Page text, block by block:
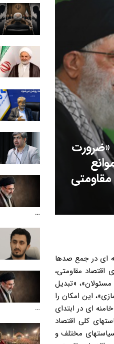
«ضرورت
اقتصاد برطرف نمی شود. رهبر انقلاب، مقابله با جنگ تمام عیار اقتصادی دشمنان را از دیگر عوامل تدوین سیاستهای اقتصاد مقاومتی بیان کردند و افزودند: تحریم ها قبل از موضوع انرژی هسته ای نیز وجود داشته و اگر مذاکرات هم ان شاءالله به نقطه حل برسد وجود خواهد داشت چرا که هسته ای و حقوق بشر و مسائل دیگر بهانه ای بیش نیست و زورگویان جهانی از استقلال طلبی و الگو شدن ملت ایران در هراسند. ایشان افزودند: برای علاج قطعی فشارهای اقتصادی دشمنان، باید به گونه ای اقتصاد خود را قوی و مستحکم کنیم که آنها از تأثیرگذاری فشارهای خود مأیوس شوند که این هدف با اجرای سیاستهای ابلاغ شده محقق خواهد شد. حضرت آیت الله خامنه ای، چهارمین عامل تدوین سیاستهای مقاوم سازی اقتصاد کشور را ضرورت کاهش تأثیرپذیری از بحرانهای جهانی خواندند و گفتند: این عوامل چهارگانه باعث شد طراحی مدل اقتصاد مقاومتی در دستور کار نظام قرار گیرد. سومین بخش سخنان رهبر انقلاب در جمع صدها نفر از مسئولان سه قوه و فعالان «اقتصادی، اجتماعی و رسانه ای»، به بیان الزامات و انتظارات اختصاص داشت. ایشان عزم راسخ و جدی مسئولان سه قوه و بویژه قوه مجریه را عاملی بسیار مهم برای مقاوم سازی اقتصاد خواندند و افزودند: صرف مطرح شدن سیاستهای اقتصاد مقاومتی، مشکلی را حل نمی کند بلکه عزم و تلاش مسئولان همه بخشهای مرتبط با این سیاستها، زمینه ساز تحقق اهداف اعلام شده خواهد بود.
…
…